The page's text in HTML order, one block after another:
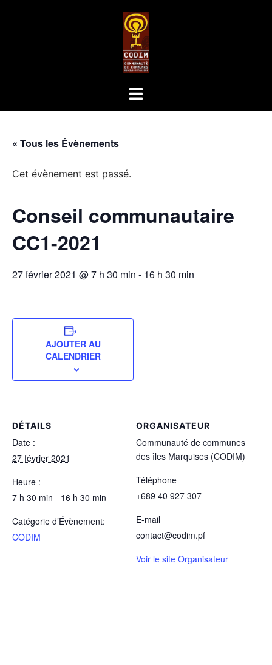
« Tous les Évènements
Cet évènement est passé.
Conseil communautaire
CC1-2021
27 février 2021 @ 7 h 30 min - 16 h 30 min
AJOUTER AU
CALENDRIER
DÉTAILS
Date :
27 février 2021
Heure :
7 h 30 min - 16 h 30 min
Catégorie d’Évènement:
CODIM
ORGANISATEUR
Communauté de communes
des îles Marquises (CODIM)
Téléphone
+689 40 927 307
E-mail
contact@codim.pf
Voir le site Organisateur